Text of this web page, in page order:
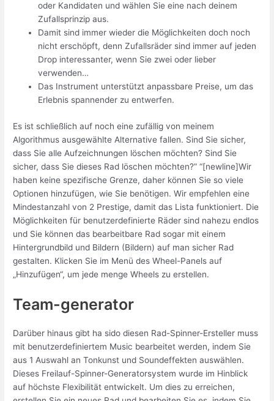
oder Kandidaten und wählen Sie eine nach deinem
Zufallsprinzip aus.
Damit sind immer wieder die Möglichkeiten doch noch
nicht erschöpft, denn Zufallsräder sind immer auf jeden
Drop interessanter, wenn Sie zwei oder lieber
verwenden…
Das Instrument unterstützt anpassbare Preise, um das
Erlebnis spannender zu entwerfen.
Es ist schließlich auf noch eine zufällig von meinem
Algorithmus ausgewählte Alternative fallen. Sind Sie sicher,
dass Sie alle Aufzeichnungen löschen möchten? Sind Sie
sicher, dass Sie dieses Rad löschen möchten?” “[newline]Wir
haben keine spezifische Grenze, daher können Sie so viele
Optionen hinzufügen, wie Sie benötigen. Wir empfehlen eine
Mindestanzahl von 2 Prestige, damit das Lista funktioniert. Die
Möglichkeiten für benutzerdefinierte Räder sind nahezu endlos
und Sie können das bearbeitbare Rad sogar mit einem
Hintergrundbild und Bildern (Bildern) auf man sicher Rad
gestalten. Klicken Sie im Menü des Wheel-Panels auf
„Hinzufügen“, um jede menge Wheels zu erstellen.
Team-generator
Darüber hinaus gibt ha sido diesen Rad-Spinner-Ersteller muss
mit benutzerdefiniertem Music bearbeitet werden, indem Sie
aus 1 Auswahl an Tonkunst und Soundeffekten auswählen.
Dieses Freilauf-Spinner-Generatorsystem wurde im Hinblick
auf höchste Flexibilität entwickelt. Um dies zu erreichen,